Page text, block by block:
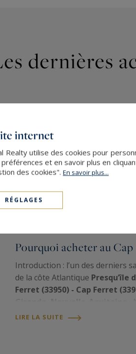
dernières
Pourquoi acheter au Cap
Introduction : l’un des derniers
de la côte Atlantique Presqu’île
Ferret (33950) - Cap Ferret
km à l’ouest de Bordeaux, entre
LIRE LA SUITE
internet
Realty utilise des cookies pour
et en savoir plus en
des cookies". En savoir plus...
RÉGLAGES